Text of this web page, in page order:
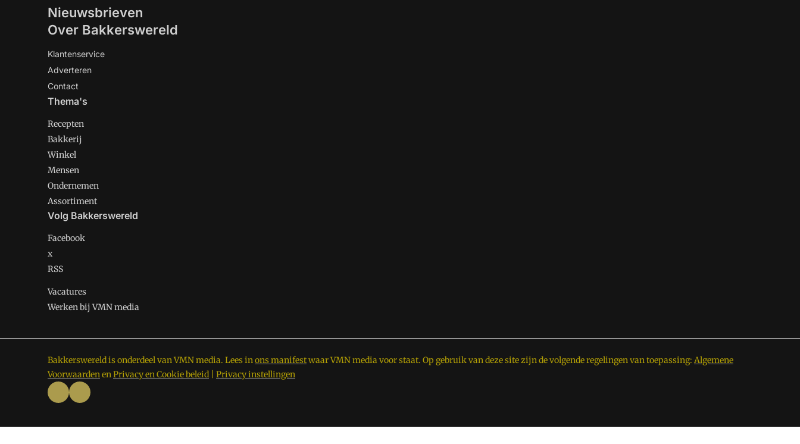
Nieuwsbrieven
Over Bakkerswereld
Klantenservice
Adverteren
Contact
Thema's
Recepten
Bakkerij
Winkel
Mensen
Ondernemen
Assortiment
Volg Bakkerswereld
Facebook
x
RSS
Vacatures
Werken bij VMN media
Bakkerswereld is onderdeel van VMN media. Lees inons manifestwaar VMN media voor staat. Op gebruik van deze site zijn de volgende regelingen van toepassing: Algemene
VoorwaardenenPrivacy en Cookie beleid Privacy instellingen